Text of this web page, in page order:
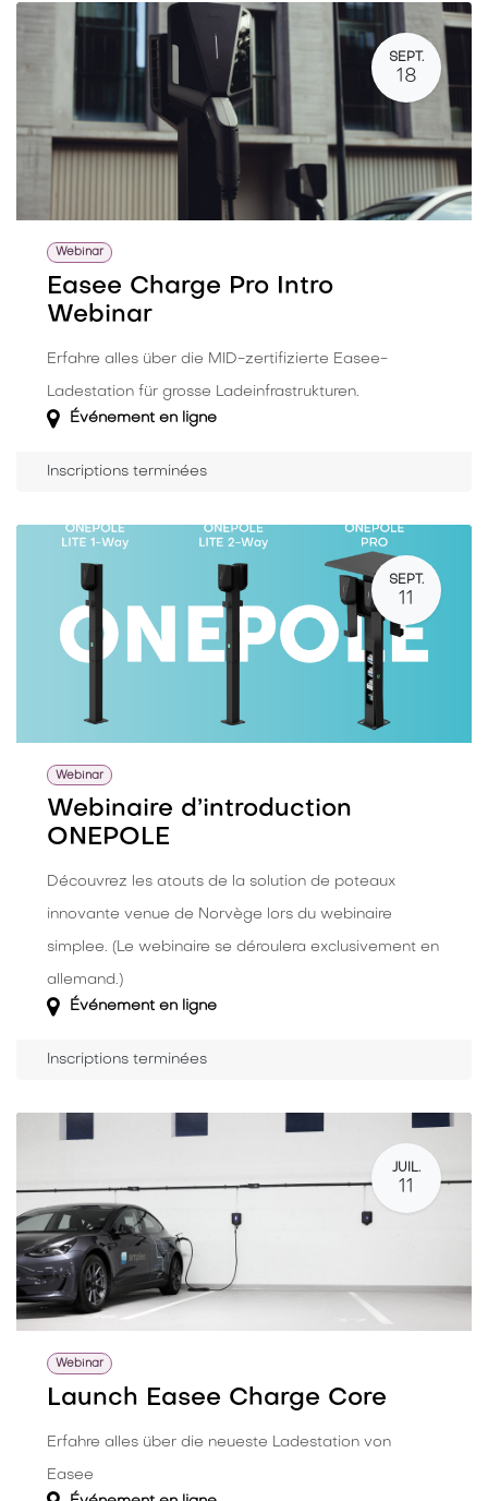
SEPT.
18
Webinar
Easee Charge Pro Intro
Webinar
Erfahre alles über die MID-zertifizierte Easee-
Ladestation für grosse Ladeinfrastrukturen.
Événement en ligne
Inscriptions terminées
SEPT.
11
Webinar
Webinaire d’introduction
ONEPOLE
Découvrez les atouts de la solution de poteaux
innovante venue de Norvège lors du webinaire
simplee. (Le webinaire se déroulera exclusivement en
allemand.)
Événement en ligne
Inscriptions terminées
JUIL.
11
Webinar
Launch Easee Charge Core
Erfahre alles über die neueste Ladestation von
Easee